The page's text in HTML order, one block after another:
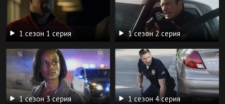
1 сезон 1 серия 1 сезон 2 серия
1 сезон 3 серия 1 сезон 4 серия